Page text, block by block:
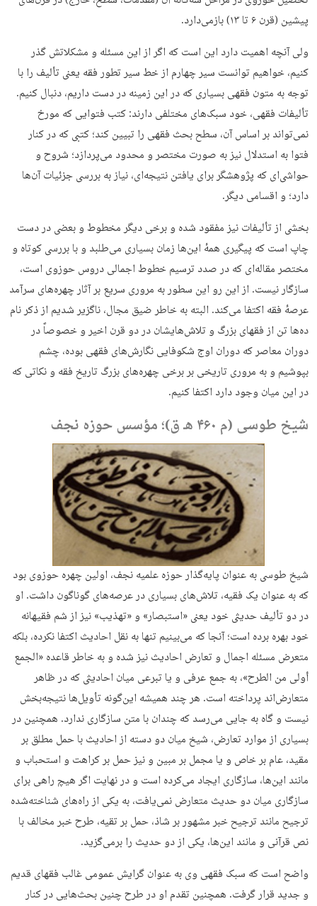
پیشین (قرن ۶ تا ۱۳) بازمی‌دارد.
ولی آنچه اهمیت دارد این است که اگر از این مسئله و مشکلاتش گذر
کنیم، خواهیم توانست سیر چهارم از خط سیر تطور فقه یعنی تألیف را با
توجه به متون فقهی بسیاری که در این زمینه در دست داریم، دنبال کنیم.
تألیفات فقهی، خود سبک‌های مختلفی دارند: کتب فتوایی که مورخ
نمی‌تواند بر اساس آن، سطح بحث فقهی را تبیین کند؛ کتبی که در کنار
فتوا به استدلال نیز به‌ صورت مختصر و محدود می‌پردازد؛ شروح و
حواشی‌ای که پژوهشگر برای یافتن نتیجه‌ای، نیاز به بررسی جزئیات آن‌ها
دارد؛ و اقسامی دیگر.
بخشی از تألیفات نیز مفقود شده و برخی دیگر مخطوط و بعضی در دست
چاپ است که پیگیری همهٔ این‌ها زمان بسیاری می‌طلبد و با بررسی کوتاه و
مختصر مقاله‌ای که در صدد ترسیم خطوط اجمالی دروس حوزوی است،
سازگار نیست. از این رو این سطور به مروری سریع بر آثار چهره‌های سرآمد
عرصهٔ فقه اکتفا می‌کند. البته به خاطر ضیق مجال، ناگزیر شدیم از ذکر نام
ده‌ها تن از فقهای بزرگ و تلاش‌هایشان در دو قرن اخیر و خصوصاً در
دوران معاصر که دوران اوج شکوفایی نگارش‌های فقهی بوده، چشم
بپوشیم و به مروری تاریخی بر برخی چهره‌های بزرگ تاریخ فقه و نکاتی که
در این میان وجود دارد اکتفا کنیم.
شیخ طوسی (م ۴۶۰ هـ ق)؛ مؤسس حوزه نجف
شیخ طوسی به‌ عنوان پایه‌گذار حوزه علمیه نجف، اولین چهره حوزوی بود
که به عنوان یک فقیه، تلاش‌های بسیاری در عرصه‌های گوناگون داشت. او
در دو تألیف حدیثی خود یعنی «استبصار» و «تهذیب» نیز از شم فقیهانه
خود بهره برده است؛ آنجا که می‌بینیم تنها به نقل احادیث اکتفا نکرده، بلکه
متعرض مسئله اجمال و تعارض احادیث نیز شده و به خاطر قاعده «الجمع
أولی من الطرح»، به جمع عرفی و یا تبرعی میان احادیثی که در ظاهر
متعارض‌اند ‌پرداخته است. هر چند همیشه این‌گونه تأویل‌ها نتیجه‌بخش
نیست و گاه به جایی می‌رسد که چندان با متن سازگاری ندارد. همچنین در
بسیاری از موارد تعارض، شیخ میان دو دسته از احادیث با حمل مطلق بر
مقید، عام بر خاص و یا مجمل بر مبین و نیز حمل بر کراهت و استحباب و
مانند این‌ها، سازگاری ایجاد می‌کرده است و در نهایت اگر هیچ راهی برای
سازگاری میان دو حدیث متعارض نمی‌یافت، به یکی از راه‌های شناخته‌شده
ترجیح مانند ترجیح خبر مشهور بر شاذ، حمل بر تقیه، طرح خبر مخالف با
نص قرآنی و مانند این‌ها، یکی از دو حدیث را برمی‌گزید.
واضح است که سبک فقهی وی به عنوان گرایش عمومی غالب فقهای قدیم
و جدید قرار گرفت. همچنین تقدم او در طرح چنین بحث‌هایی در کنار